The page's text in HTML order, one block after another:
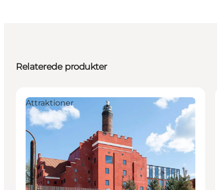
Relaterede produkter
Attraktioner